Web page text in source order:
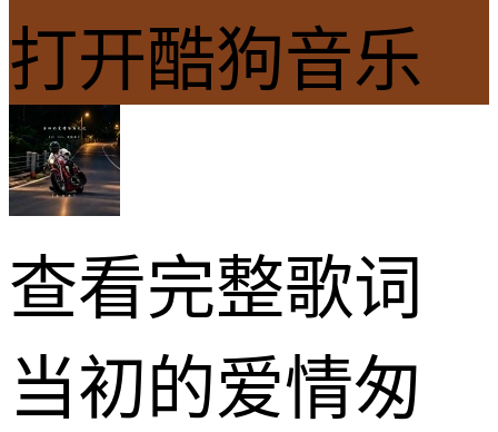
打开酷狗音乐
查看完整歌词
当初的爱情匆